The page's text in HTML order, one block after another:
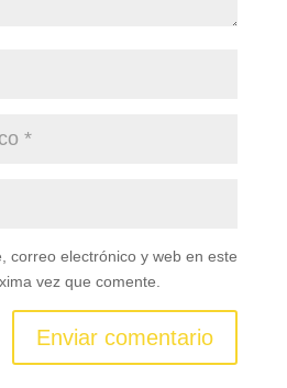
correo electrónico y web en este
vez que comente.